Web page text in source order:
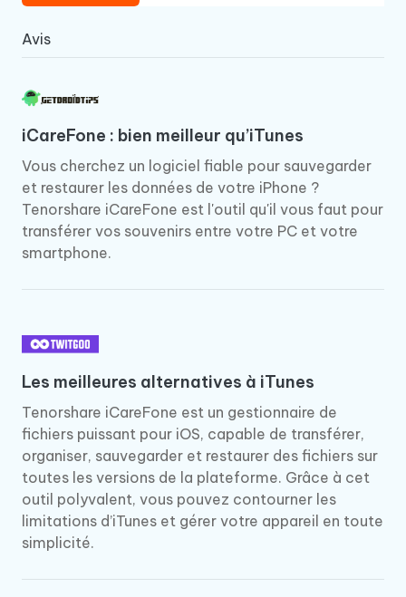
Avis
iCareFone : bien meilleur qu’iTunes
Vous cherchez un logiciel fiable pour sauvegarder
et restaurer les données de votre iPhone ?
Tenorshare iCareFone est l'outil qu'il vous faut pour
transférer vos souvenirs entre votre PC et votre
smartphone.
Les meilleures alternatives à iTunes
Tenorshare iCareFone est un gestionnaire de
fichiers puissant pour iOS, capable de transférer,
organiser, sauvegarder et restaurer des fichiers sur
toutes les versions de la plateforme. Grâce à cet
outil polyvalent, vous pouvez contourner les
limitations d’iTunes et gérer votre appareil en toute
simplicité.